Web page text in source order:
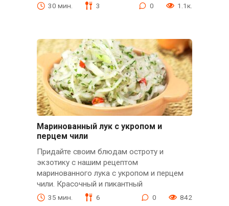
30 мин. 3 0 1.1к.
Маринованный лук с укропом и
перцем чили
Придайте своим блюдам остроту и
экзотику с нашим рецептом
маринованного лука с укропом и перцем
чили. Красочный и пикантный
35 мин. 6 0 842